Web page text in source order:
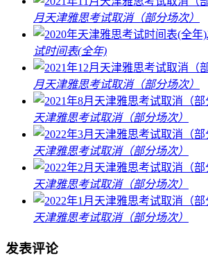
月天津雅思考试取消（部分场次）
试时间表(全年)
月天津雅思考试取消（部分场次）
天津雅思考试取消（部分场次）
天津雅思考试取消（部分场次）
天津雅思考试取消（部分场次）
天津雅思考试取消（部分场次）
发表评论